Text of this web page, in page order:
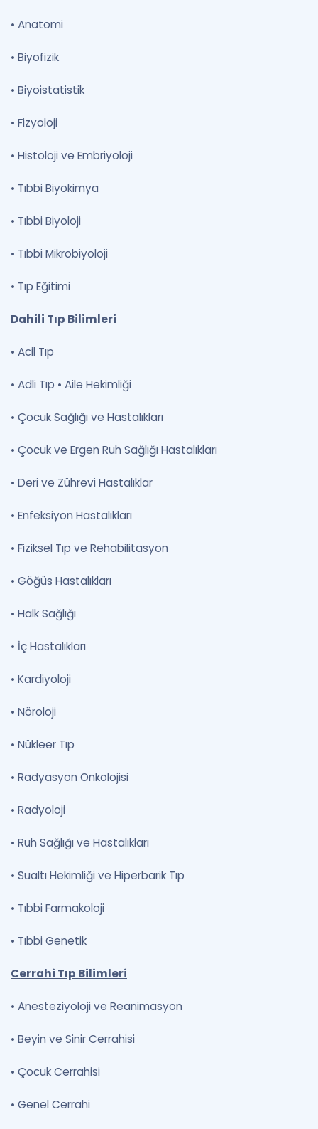
• Anatomi
• Biyofizik
• Biyoistatistik
• Fizyoloji
• Histoloji ve Embriyoloji
• Tıbbi Biyokimya
• Tıbbi Biyoloji
• Tıbbi Mikrobiyoloji
• Tıp Eğitimi
Dahili Tıp Bilimleri
• Acil Tıp
• Adli Tıp • Aile Hekimliği
• Çocuk Sağlığı ve Hastalıkları
• Çocuk ve Ergen Ruh Sağlığı Hastalıkları
• Deri ve Zührevi Hastalıklar
• Enfeksiyon Hastalıkları
• Fiziksel Tıp ve Rehabilitasyon
• Göğüs Hastalıkları
• Halk Sağlığı
• İç Hastalıkları
• Kardiyoloji
• Nöroloji
• Nükleer Tıp
• Radyasyon Onkolojisi
• Radyoloji
• Ruh Sağlığı ve Hastalıkları
• Sualtı Hekimliği ve Hiperbarik Tıp
• Tıbbi Farmakoloji
• Tıbbi Genetik
Cerrahi Tıp Bilimleri
• Anesteziyoloji ve Reanimasyon
• Beyin ve Sinir Cerrahisi
• Çocuk Cerrahisi
• Genel Cerrahi